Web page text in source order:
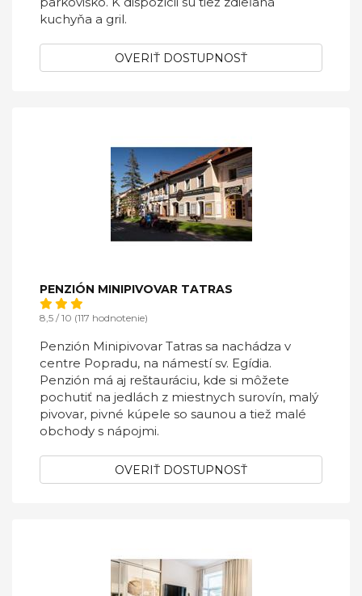
kuchyňa a gril.
OVERIŤ DOSTUPNOSŤ
PENZIÓN MINIPIVOVAR TATRAS
8,5 / 10 (117 hodnotenie)
Penzión Minipivovar Tatras sa nachádza v
centre Popradu, na námestí sv. Egídia.
Penzión má aj reštauráciu, kde si môžete
pochutiť na jedlách z miestnych surovín, malý
pivovar, pivné kúpele so saunou a tiež malé
obchody s nápojmi.
OVERIŤ DOSTUPNOSŤ